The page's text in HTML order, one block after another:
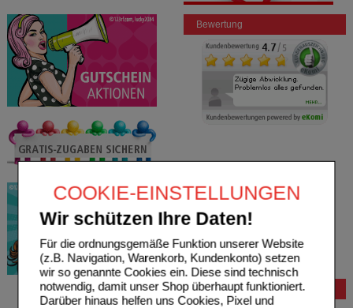
COOKIE-EINSTELLUNGEN
Wir schützen Ihre Daten!
Für die ordnungsgemäße Funktion unserer Website
(z.B. Navigation, Warenkorb, Kundenkonto) setzen
wir so genannte Cookies ein. Diese sind technisch
notwendig, damit unser Shop überhaupt funktioniert.
Darüber hinaus helfen uns Cookies, Pixel und
Bewertung
Bestellung